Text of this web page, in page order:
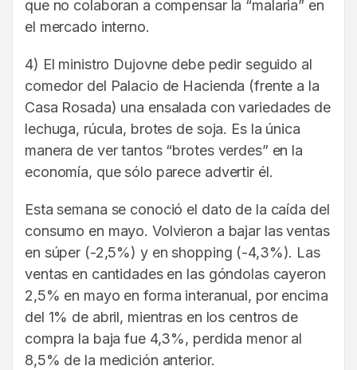
que no colaboran a compensar la “malaria” en
el mercado interno.
4) El ministro Dujovne debe pedir seguido al
comedor del Palacio de Hacienda (frente a la
Casa Rosada) una ensalada con variedades de
lechuga, rúcula, brotes de soja. Es la única
manera de ver tantos “brotes verdes” en la
economía, que sólo parece advertir él.
Esta semana se conoció el dato de la caída del
consumo en mayo. Volvieron a bajar las ventas
en súper (-2,5%) y en shopping (-4,3%). Las
ventas en cantidades en las góndolas cayeron
2,5% en mayo en forma interanual, por encima
del 1% de abril, mientras en los centros de
compra la baja fue 4,3%, perdida menor al
8,5% de la medición anterior.